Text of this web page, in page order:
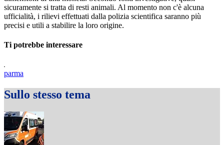
sicuramente si tratta di resti animali. Al momento non c'è alcuna
ufficialità, i rilievi effettuati dalla polizia scientifica saranno più
precisi e utili a stabilire la loro origine.
Ti potrebbe interessare
parma
Sullo stesso tema